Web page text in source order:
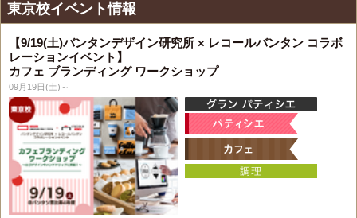
東京校イベント情報
【9/19(土)バンタンデザイン研究所 × レコールバンタン コラボ
レーションイベント】
カフェ ブランディング ワークショップ
09月19日(土)～